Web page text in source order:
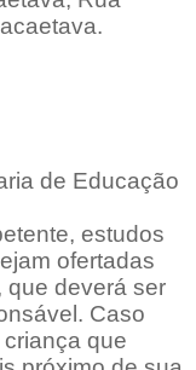
de Educação
estudos
ofertadas
que deverá ser
Caso
que